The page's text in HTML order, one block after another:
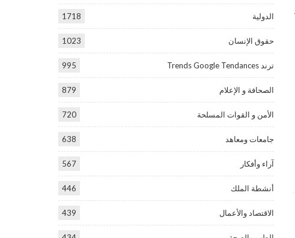
الدولية 1718
حقوق الإنسان 1023
ترند Trends Google Tendances 995
الصحافة و الإعلام 879
الأمن و القوات المسلحة 720
جامعات ومعاهد 638
آراء وأفكار 567
أنشطة الملك 446
الاقتصاد والأعمال 439